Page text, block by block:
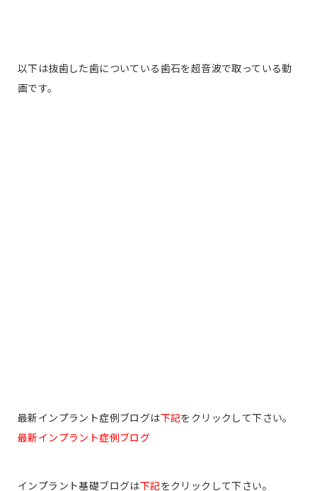
以下は抜歯した歯についている歯石を超音波で取っている動
画です。
最新インプラント症例ブログは下記をクリックして下さい。
最新インプラント症例ブログ
インプラント基礎ブログは下記をクリックして下さい。